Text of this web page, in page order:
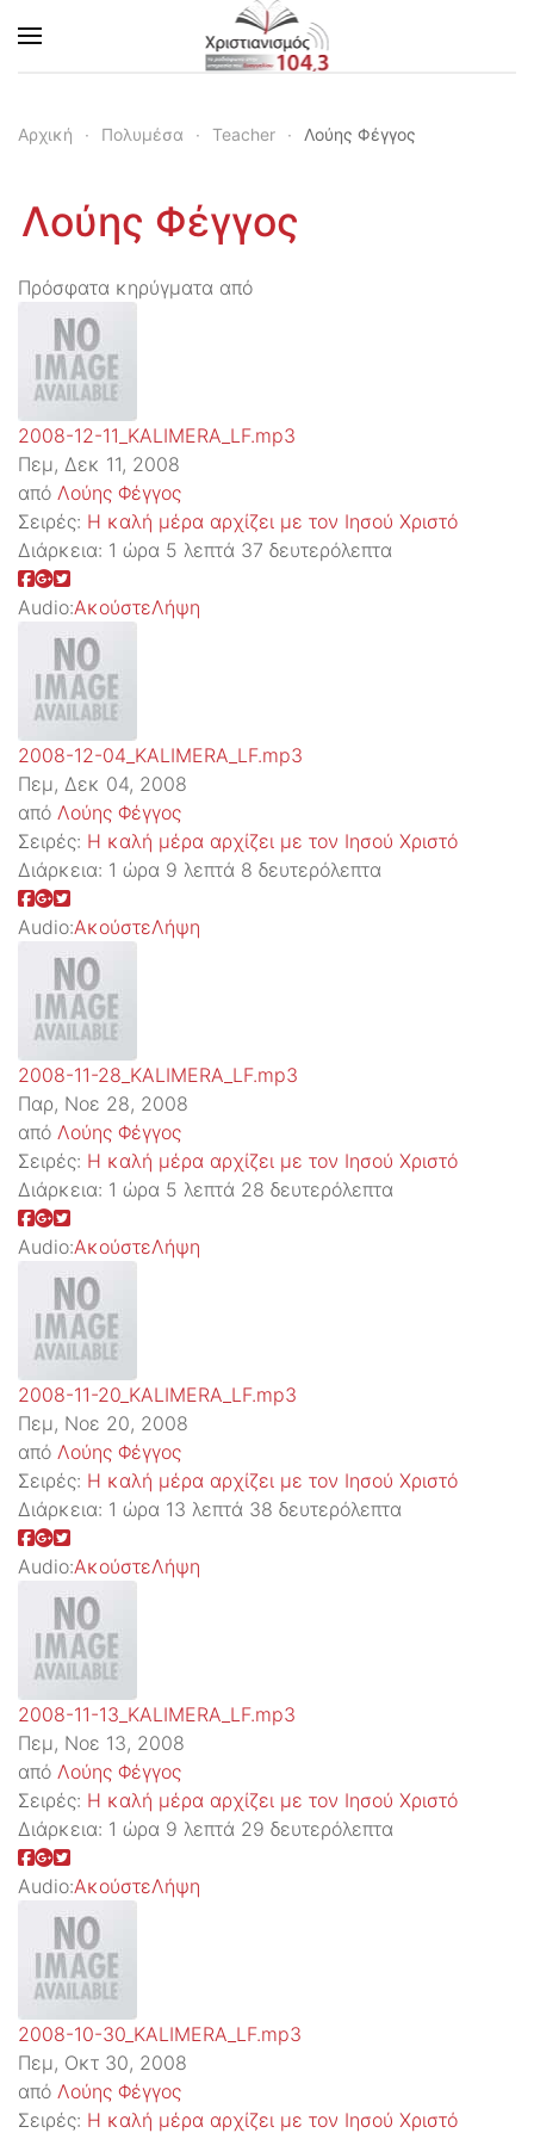
Skip to main content
Αρχική Πολυμέσα Teacher Λούης Φέγγος
Λούης Φέγγος
Πρόσφατα κηρύγματα από
2008-12-11_KALIMERA_LF.mp3
Πεμ, Δεκ 11, 2008
από Λούης Φέγγος
Σειρές: Η καλή μέρα αρχίζει με τον Ιησού Χριστό
Διάρκεια: 1 ώρα 5 λεπτά 37 δευτερόλεπτα
Audio:ΑκούστεΛήψη
2008-12-04_KALIMERA_LF.mp3
Πεμ, Δεκ 04, 2008
από Λούης Φέγγος
Σειρές: Η καλή μέρα αρχίζει με τον Ιησού Χριστό
Διάρκεια: 1 ώρα 9 λεπτά 8 δευτερόλεπτα
Audio:ΑκούστεΛήψη
2008-11-28_KALIMERA_LF.mp3
Παρ, Νοε 28, 2008
από Λούης Φέγγος
Σειρές: Η καλή μέρα αρχίζει με τον Ιησού Χριστό
Διάρκεια: 1 ώρα 5 λεπτά 28 δευτερόλεπτα
Audio:ΑκούστεΛήψη
2008-11-20_KALIMERA_LF.mp3
Πεμ, Νοε 20, 2008
από Λούης Φέγγος
Σειρές: Η καλή μέρα αρχίζει με τον Ιησού Χριστό
Διάρκεια: 1 ώρα 13 λεπτά 38 δευτερόλεπτα
Audio:ΑκούστεΛήψη
2008-11-13_KALIMERA_LF.mp3
Πεμ, Νοε 13, 2008
από Λούης Φέγγος
Σειρές: Η καλή μέρα αρχίζει με τον Ιησού Χριστό
Διάρκεια: 1 ώρα 9 λεπτά 29 δευτερόλεπτα
Audio:ΑκούστεΛήψη
2008-10-30_KALIMERA_LF.mp3
Πεμ, Οκτ 30, 2008
από Λούης Φέγγος
Σειρές: Η καλή μέρα αρχίζει με τον Ιησού Χριστό